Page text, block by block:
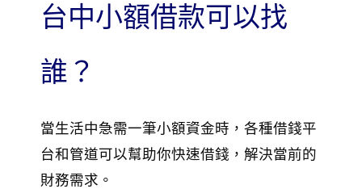
台中小額借款可以找
誰？
當生活中急需一筆小額資金時，各種借錢平
台和管道可以幫助你快速借錢，解決當前的
財務需求。